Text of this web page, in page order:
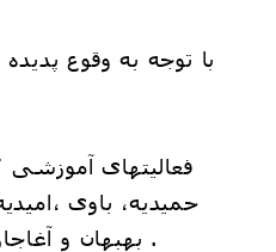
با توجه به وقوع
حمیدیه، باوی
بهبهان و آغاجاری، آبادان ، خرمشهر ، هویزه ، دشت آزادگان ،لالی به صورت غیر حضوری برگزار می گردد .